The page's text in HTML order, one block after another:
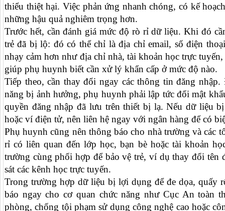
thiểu thiệt hại. Việc phản ứng nhanh chóng, có kế
những hậu quả nghiêm trọng hơn.
Trước hết, cần đánh giá mức độ rò rỉ dữ liệu. Khi đó
trẻ đã bị lộ: đó có thể chỉ là địa chỉ email, số điện
nhạy cảm hơn như địa chỉ nhà, tài khoản học trực
giúp phụ huynh biết cần xử lý khẩn cấp ở mức độ nào.
Tiếp theo, cần thay đổi ngay các thông tin đăng
năng bị ảnh hưởng, phụ huynh phải lập tức đổi mật
quyền đăng nhập đã lưu trên thiết bị lạ. Nếu dữ liệu
hoặc ví điện tử, nên liên hệ ngay với ngân hàng để có
Phụ huynh cũng nên thông báo cho nhà trường và các
rỉ có liên quan đến lớp học, bạn bè hoặc tài khoản
trường cùng phối hợp để bảo vệ trẻ, ví dụ thay đổi tên
sát các kênh học trực tuyến.
Trong trường hợp dữ liệu bị lợi dụng để đe dọa, quấy
báo ngay cho cơ quan chức năng như Cục An toàn
phòng, chống tội phạm sử dụng công nghệ cao hoặc